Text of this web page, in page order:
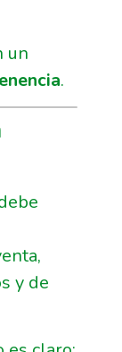
un
.
y de